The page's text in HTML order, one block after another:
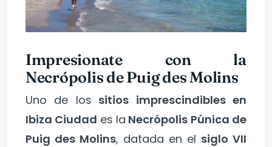
Impresionate con la
Necrópolis de Puig des Molins
Uno de los sitios imprescindibles en
Ibiza Ciudad es la Necrópolis Púnica de
Puig des Molins, datada en el siglo VII